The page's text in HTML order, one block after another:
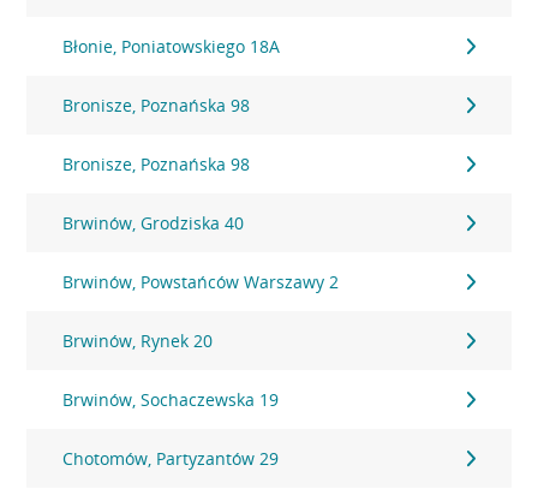
Błonie, Poniatowskiego 18A
Bronisze, Poznańska 98
Bronisze, Poznańska 98
Brwinów, Grodziska 40
Brwinów, Powstańców Warszawy 2
Brwinów, Rynek 20
Brwinów, Sochaczewska 19
Chotomów, Partyzantów 29